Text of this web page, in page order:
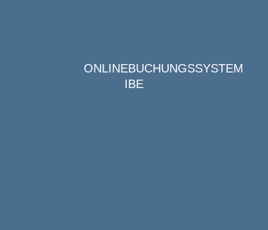
ONLINEBUCHUNGSSYSTEM
IBE